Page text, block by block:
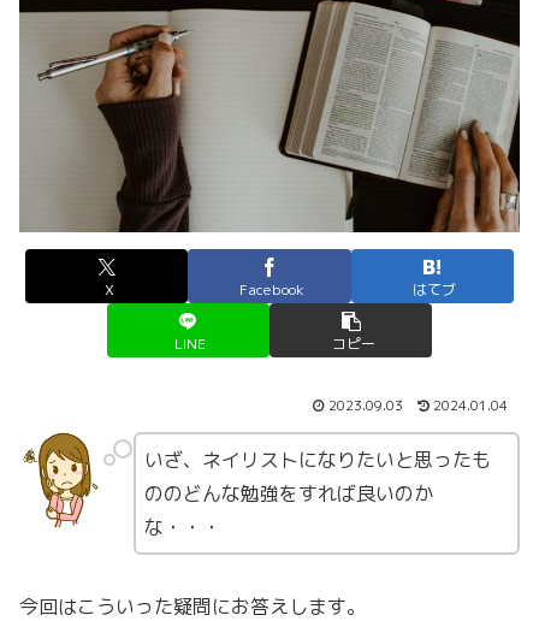
X Facebook はてブ
LINE コピー
2023.09.03 2024.01.04
いざ、ネイリストになりたいと思ったも
ののどんな勉強をすれば良いのか
な・・・
今回はこういった疑問にお答えします。